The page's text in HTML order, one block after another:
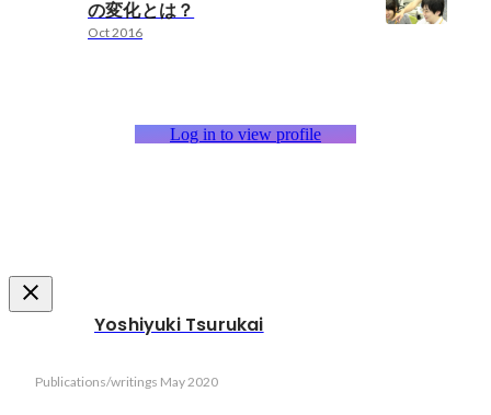
の変化とは？
Oct 2016
Log in to view profile
Yoshiyuki Tsurukai
Publications/writings May 2020